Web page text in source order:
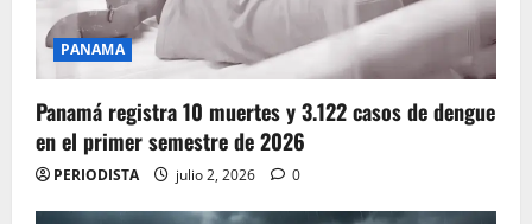
PANAMA
Panamá registra 10 muertes y 3.122 casos de dengue
en el primer semestre de 2026
PERIODISTA julio 2, 2026 0